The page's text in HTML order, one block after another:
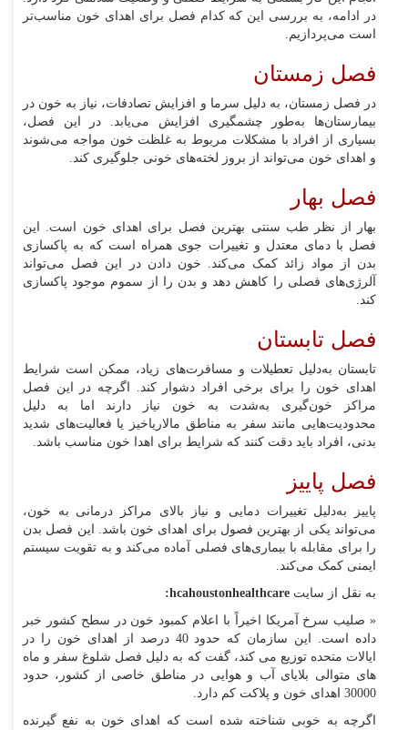
در ادامه، به بررسی این که کدام فصل برای اهدای خون مناسب‌تر
است می‌پردازیم.
فصل زمستان
در فصل زمستان، به دلیل سرما و افزایش تصادفات، نیاز به خون در
بیمارستان‌ها به‌طور چشمگیری افزایش می‌یابد. در این فصل،
بسیاری از افراد با مشکلات مربوط به غلظت خون مواجه می‌شوند
و اهدای خون می‌تواند از بروز لخته‌های خونی جلوگیری کند.
فصل بهار
بهار از نظر طب سنتی بهترین فصل برای اهدای خون است. این
فصل با دمای معتدل و تغییرات جوی همراه است که به پاکسازی
بدن از مواد زائد کمک می‌کند. خون دادن در این فصل می‌تواند
آلرژی‌های فصلی را کاهش دهد و بدن را از سموم موجود پاکسازی
کند.
فصل تابستان
تابستان به‌دلیل تعطیلات و مسافرت‌های زیاد، ممکن است شرایط
اهدای خون را برای برخی افراد دشوار کند. اگرچه در این فصل
مراکز خون‌گیری به‌شدت به خون نیاز دارند اما به دلیل
محدودیت‌هایی مانند سفر به مناطق مالاریاخیز یا فعالیت‌های شدید
بدنی، افراد باید دقت کنند که شرایط برای اهدا خون مناسب باشد.
فصل پاییز
پاییز به‌دلیل تغییرات دمایی و نیاز بالای مراکز درمانی به خون،
می‌تواند یکی از بهترین فصول برای اهدای خون باشد. این فصل بدن
را برای مقابله با بیماری‌های فصلی آماده می‌کند و به تقویت سیستم
ایمنی کمک می‌کند.
به نقل از سایت hcahoustonhealthcare:
« صلیب سرخ آمریکا اخیراً با اعلام کمبود خون در سطح کشور خبر
داده است. این سازمان که حدود 40 درصد از اهدای خون را در
ایالات متحده توزیع می کند، گفت که به دلیل فصل شلوغ سفر و ماه
های متوالی بلایای آب و هوایی در مناطق خاصی از کشور، حدود
30000 اهدای خون و پلاکت کم دارد.
اگرچه به خوبی شناخته شده است که اهدای خون به نفع گیرنده